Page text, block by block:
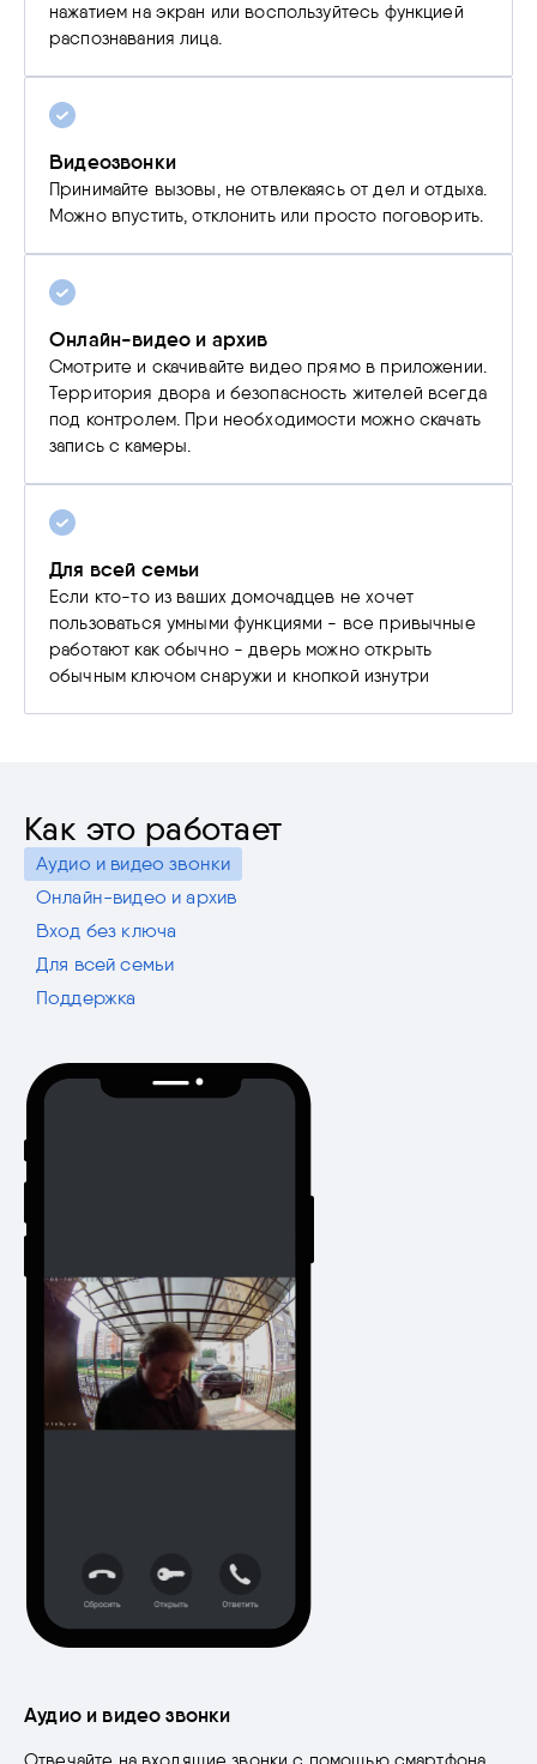
нажатием на экран или воспользуйтесь функцией
распознавания лица.
Видеозвонки
Принимайте вызовы, не отвлекаясь от дел и отдыха.
Можно впустить, отклонить или просто поговорить.
Онлайн-видео и архив
Смотрите и скачивайте видео прямо в приложении.
Территория двора и безопасность жителей всегда
под контролем. При необходимости можно скачать
запись с камеры.
Для всей семьи
Если кто-то из ваших домочадцев не хочет
пользоваться умными функциями - все привычные
работают как обычно - дверь можно открыть
обычным ключом снаружи и кнопкой изнутри
Как это работает
Аудио и видео звонки
Онлайн-видео и архив
Вход без ключа
Для всей семьи
Поддержка
Аудио и видео звонки